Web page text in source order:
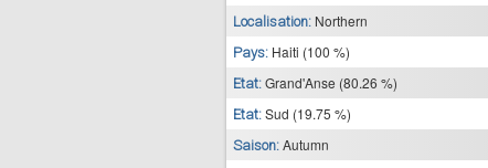
Localisation: Northern
Pays: Haiti (100 %)
Etat: Grand'Anse (80.26 %)
Etat: Sud (19.75 %)
Saison: Autumn